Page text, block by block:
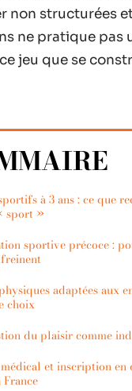
non structurées
ne pratique pas
jeu que se
à 3 ans : ce que
sport »
sportive précoce :
adaptées aux
choix
du plaisir comme
et inscription en
France